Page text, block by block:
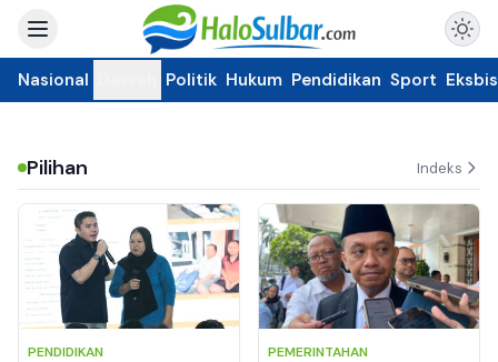
Nasional Politik Hukum Pendidikan Sport Eksbis
Pilihan Indeks
PENDIDIKAN PEMERINTAHAN